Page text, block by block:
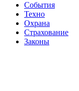
События
Техно
Охрана
Страхование
Законы